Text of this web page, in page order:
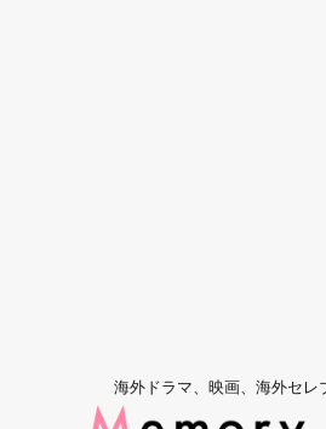
海外ドラマ、映画、海外セレ